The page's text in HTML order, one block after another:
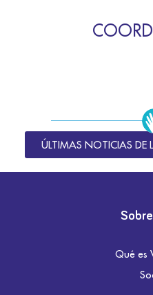
ÚLTIMAS NOTICIAS DE
Qué es